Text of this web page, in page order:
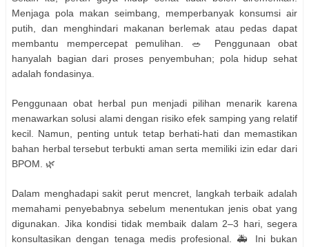
Menjaga pola makan seimbang, memperbanyak konsumsi air
putih, dan menghindari makanan berlemak atau pedas dapat
membantu mempercepat pemulihan. 🥗 Penggunaan obat
hanyalah bagian dari proses penyembuhan; pola hidup sehat
adalah fondasinya.
Penggunaan obat herbal pun menjadi pilihan menarik karena
menawarkan solusi alami dengan risiko efek samping yang relatif
kecil. Namun, penting untuk tetap berhati-hati dan memastikan
bahan herbal tersebut terbukti aman serta memiliki izin edar dari
BPOM. 🌿
Dalam menghadapi sakit perut mencret, langkah terbaik adalah
memahami penyebabnya sebelum menentukan jenis obat yang
digunakan. Jika kondisi tidak membaik dalam 2–3 hari, segera
konsultasikan dengan tenaga medis profesional. 🚑 Ini bukan